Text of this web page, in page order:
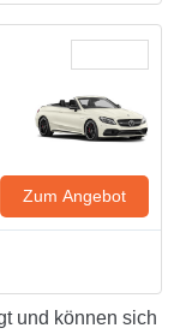
Zum Angebot
und können sich